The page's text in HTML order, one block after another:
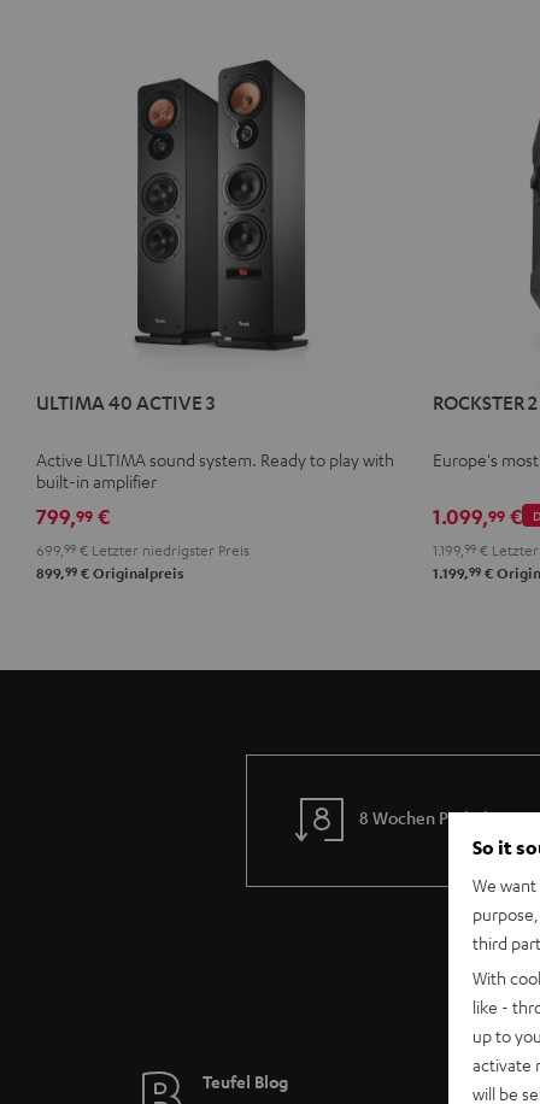
ULTIMA 40 ACTIVE 3
Active ULTIMA sound system. Ready to play with
built-in amplifier
799,99 €
699, 99 € Letzter niedrigster Preis
899,99 € Originalpreis
ROCKSTER 2
Europe's
1.099,99€
1.199, 99€Letzter
1.199,99€
8 Wochen Probehören
Teufel Blog
So it
We
third
With
like -
up to
activate
will be